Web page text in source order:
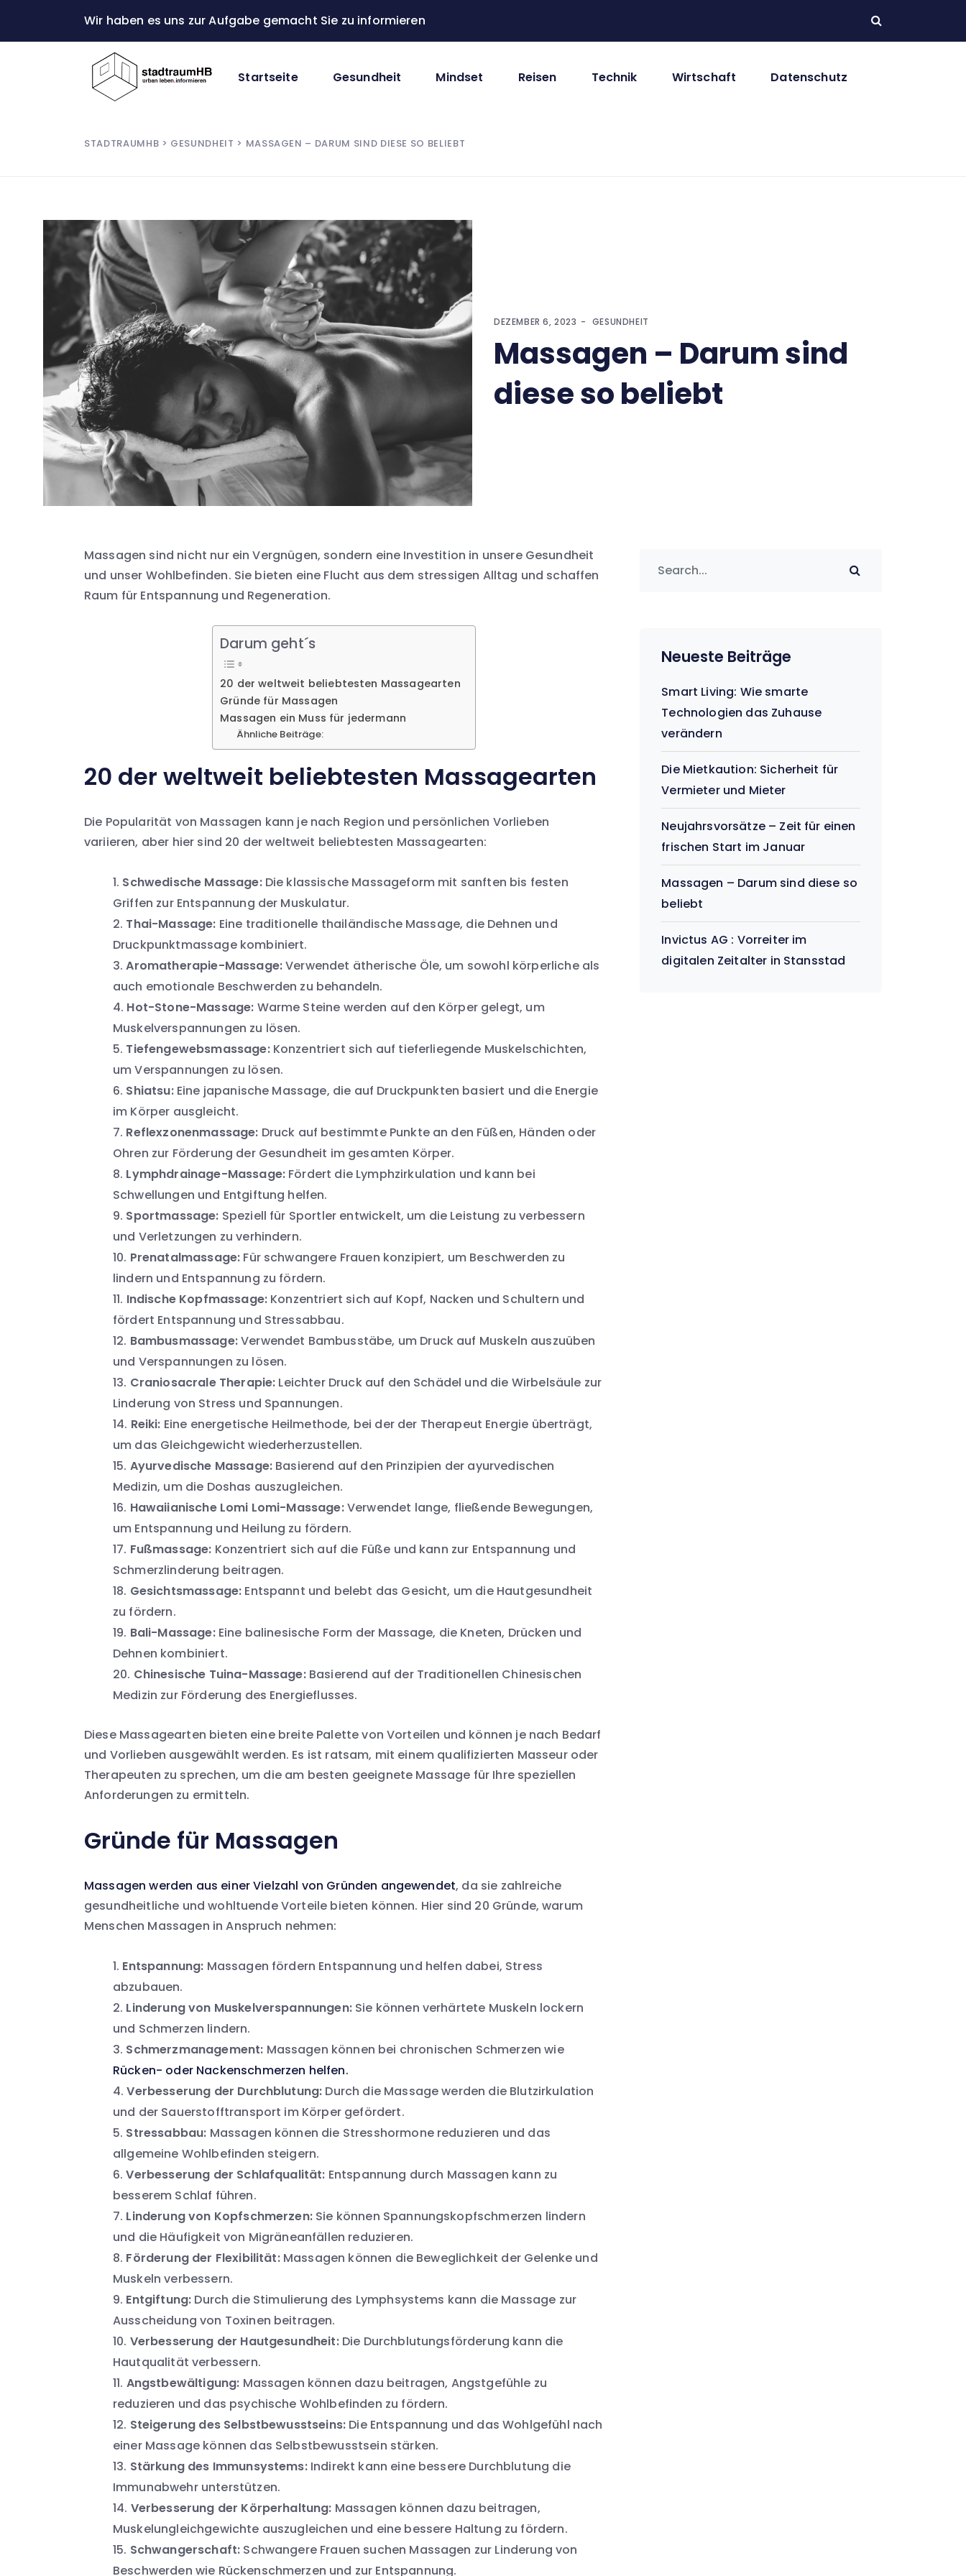
Wir haben es uns zur Aufgabe gemacht Sie zu informieren
Startseite Gesundheit Mindset Reisen Technik Wirtschaft Datenschutz
STADTRAUMHB > GESUNDHEIT > MASSAGEN – DARUM SIND DIESE SO BELIEBT
DEZEMBER 6, 2023 GESUNDHEIT
Massagen – Darum sind
diese so beliebt
Massagen sind nicht nur ein Vergnügen, sondern eine Investition in unsere Gesundheit
und unser Wohlbefinden. Sie bieten eine Flucht aus dem stressigen Alltag und schaffen
Raum für Entspannung und Regeneration.
Darum geht´s
20 der weltweit beliebtesten Massagearten
Gründe für Massagen
Massagen ein Muss für jedermann
Ähnliche Beiträge:
20 der weltweit beliebtesten Massagearten
Die Popularität von Massagen kann je nach Region und persönlichen Vorlieben
variieren, aber hier sind 20 der weltweit beliebtesten Massagearten:
Schwedische Massage:Die klassische Massageform mit sanften bis festen
Griffen zur Entspannung der Muskulatur.
Thai-Massage: Eine traditionelle thailändische Massage, die Dehnen und
Druckpunktmassage kombiniert.
Aromatherapie-Massage:Verwendet ätherische Öle, um sowohl körperliche als
auch emotionale Beschwerden zu behandeln.
Hot-Stone-Massage: Warme Steine werden auf den Körper gelegt, um
Muskelverspannungen zu lösen.
Tiefengewebsmassage:Konzentriert sich auf tieferliegende Muskelschichten,
um Verspannungen zu lösen.
Shiatsu:Eine japanische Massage, die auf Druckpunkten basiert und die Energie
im Körper ausgleicht.
Reflexzonenmassage: Druck auf bestimmte Punkte an den Füßen, Händen oder
Ohren zur Förderung der Gesundheit im gesamten Körper.
Lymphdrainage-Massage: Fördert die Lymphzirkulation und kann bei
Schwellungen und Entgiftung helfen.
Sportmassage: Speziell für Sportler entwickelt, um die Leistung zu verbessern
und Verletzungen zu verhindern.
Prenatalmassage: Für schwangere Frauen konzipiert, um Beschwerden zu
lindern und Entspannung zu fördern.
Indische Kopfmassage: Konzentriert sich auf Kopf, Nacken und Schultern und
fördert Entspannung und Stressabbau.
Bambusmassage:Verwendet Bambusstäbe, um Druck auf Muskeln auszuüben
und Verspannungen zu lösen.
Craniosacrale Therapie: Leichter Druck auf den Schädel und die Wirbelsäule zur
Linderung von Stress und Spannungen.
Reiki: Eine energetische Heilmethode, bei der der Therapeut Energie überträgt,
um das Gleichgewicht wiederherzustellen.
Ayurvedische Massage: Basierend auf den Prinzipien der ayurvedischen
Medizin, um die Doshas auszugleichen.
Hawaiianische Lomi Lomi-Massage:Verwendet lange, fließende Bewegungen,
um Entspannung und Heilung zu fördern.
Fußmassage: Konzentriert sich auf die Füße und kann zur Entspannung und
Schmerzlinderung beitragen.
Gesichtsmassage: Entspannt und belebt das Gesicht, um die Hautgesundheit
zu fördern.
Bali-Massage:Eine balinesische Form der Massage, die Kneten, Drücken und
Dehnen kombiniert.
Chinesische Tuina-Massage:Basierend auf der Traditionellen Chinesischen
Medizin zur Förderung des Energieflusses.
Diese Massagearten bieten eine breite Palette von Vorteilen und können je nach Bedarf
und Vorlieben ausgewählt werden. Es ist ratsam, mit einem qualifizierten Masseur oder
Therapeuten zu sprechen, um die am besten geeignete Massage für Ihre speziellen
Anforderungen zu ermitteln.
Gründe für Massagen
Massagen werden aus einer Vielzahl von Gründen angewendet, da sie zahlreiche
gesundheitliche und wohltuende Vorteile bieten können. Hier sind 20 Gründe, warum
Menschen Massagen in Anspruch nehmen:
Entspannung: Massagen fördern Entspannung und helfen dabei, Stress
abzubauen.
Linderung von Muskelverspannungen:Sie können verhärtete Muskeln lockern
und Schmerzen lindern.
Schmerzmanagement: Massagen können bei chronischen Schmerzen wie
Rücken- oder Nackenschmerzen helfen.
Verbesserung der Durchblutung: Durch die Massage werden die Blutzirkulation
und der Sauerstofftransport im Körper gefördert.
Stressabbau: Massagen können die Stresshormone reduzieren und das
allgemeine Wohlbefinden steigern.
Verbesserung der Schlafqualität: Entspannung durch Massagen kann zu
besserem Schlaf führen.
Linderung von Kopfschmerzen:Sie können Spannungskopfschmerzen lindern
und die Häufigkeit von Migräneanfällen reduzieren.
Förderung der Flexibilität:Massagen können die Beweglichkeit der Gelenke und
Muskeln verbessern.
Entgiftung: Durch die Stimulierung des Lymphsystems kann die Massage zur
Ausscheidung von Toxinen beitragen.
Verbesserung der Hautgesundheit:Die Durchblutungsförderung kann die
Hautqualität verbessern.
Angstbewältigung: Massagen können dazu beitragen, Angstgefühle zu
reduzieren und das psychische Wohlbefinden zu fördern.
Steigerung des Selbstbewusstseins: Die Entspannung und das Wohlgefühl nach
einer Massage können das Selbstbewusstsein stärken.
Stärkung des Immunsystems:Indirekt kann eine bessere Durchblutung die
Immunabwehr unterstützen.
Verbesserung der Körperhaltung: Massagen können dazu beitragen,
Muskelungleichgewichte auszugleichen und eine bessere Haltung zu fördern.
Schwangerschaft: Schwangere Frauen suchen Massagen zur Linderung von
Beschwerden wie Rückenschmerzen und zur Entspannung.
Neueste Beiträge
Smart Living: Wie smarte
Technologien das Zuhause
verändern
Die Mietkaution: Sicherheit für
Vermieter und Mieter
Neujahrsvorsätze – Zeit für einen
frischen Start im Januar
Massagen – Darum sind diese so
beliebt
Invictus AG : Vorreiter im
digitalen Zeitalter in Stansstad